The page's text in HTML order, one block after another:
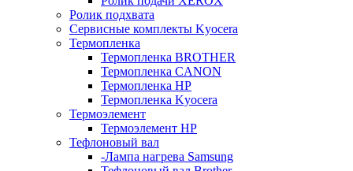
Ролик подхвата
Сервисные комплекты Kyocera
Термопленка
Термопленка BROTHER
Термопленка CANON
Термопленка HP
Термопленка Kyocera
Термоэлемент
Термоэлемент НР
Тефлоновый вал
-Лампа нагрева Samsung